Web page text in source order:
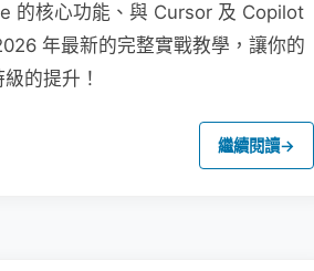
的核心功能、與 Cursor 及 Copilot
年最新的完整實戰教學，讓你的
的提升！
繼續閱讀→